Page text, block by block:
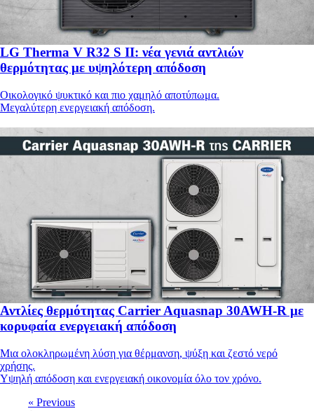
LG Therma V R32 S II: νέα γενιά αντλιών
θερμότητας με υψηλότερη απόδοση
Οικολογικό ψυκτικό και πιο χαμηλό αποτύπωμα.
Μεγαλύτερη ενεργειακή απόδοση.
Αντλίες θερμότητας Carrier Aquasnap 30AWH-R με
κορυφαία ενεργειακή απόδοση
Μια ολοκληρωμένη λύση για θέρμανση, ψύξη και ζεστό νερό
χρήσης.
Υψηλή απόδοση και ενεργειακή οικονομία όλο τον χρόνο.
« Previous